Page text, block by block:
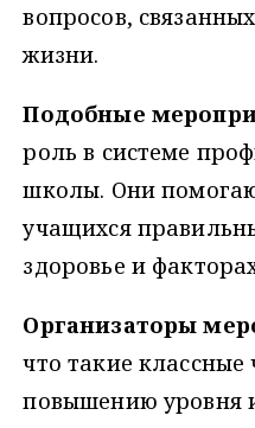
вопросов,
жизни.
Подобные
роль в системе
школы. Они
учащихся
здоровье и
Организаторы
что такие классные
повышению уровня